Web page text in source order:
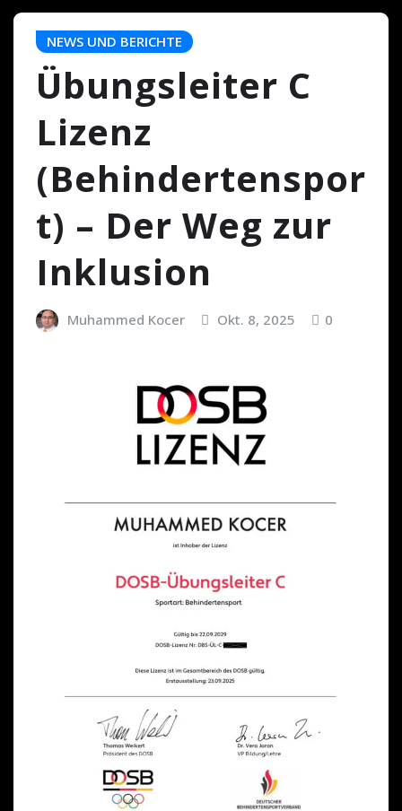
NEWS UND BERICHTE
Übungsleiter C
Lizenz
(Behindertenspor
t) – Der Weg zur
Inklusion
Muhammed Kocer Okt. 8, 2025 0